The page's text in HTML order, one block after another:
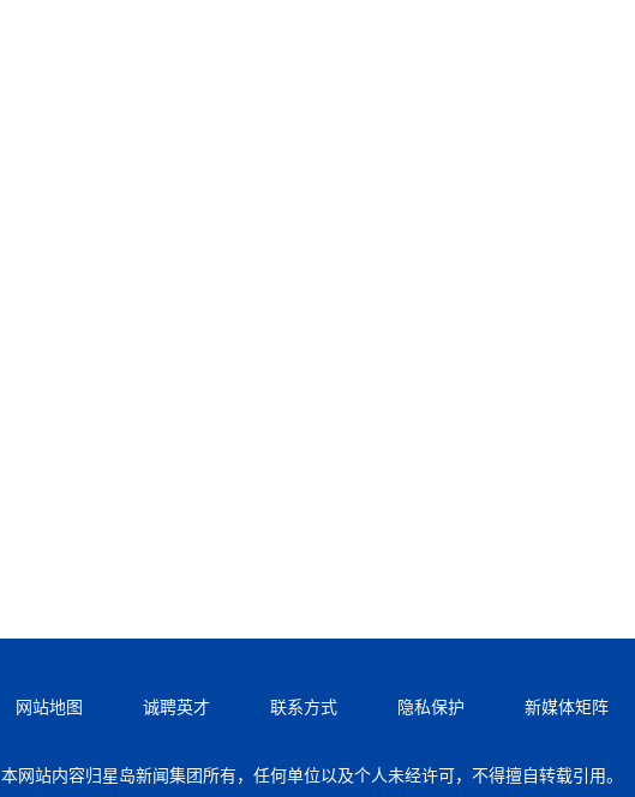
网站地图 诚聘英才 联系方式 隐私保护 新媒体矩阵
本网站内容归星岛新闻集团所有，任何单位以及个人未经许可，不得擅自转载引用。